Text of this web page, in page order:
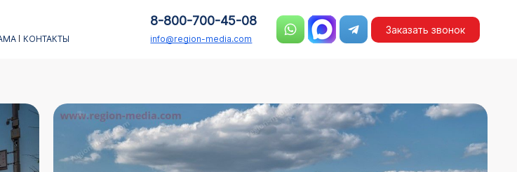
КОНТАКТЫ
8-800-700-45-08
info@region-media.com
Заказать звонок